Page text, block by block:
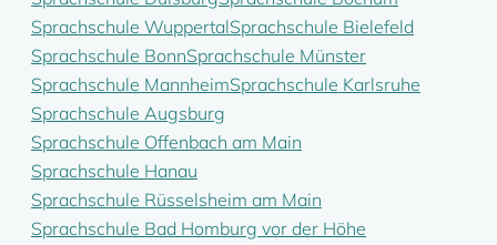
Sprachschule WuppertalSprachschule Bielefeld
Sprachschule BonnSprachschule Münster
Sprachschule MannheimSprachschule Karlsruhe
Sprachschule Augsburg
Sprachschule Offenbach am Main
Sprachschule Hanau
Sprachschule Rüsselsheim am Main
Sprachschule Bad Homburg vor der Höhe